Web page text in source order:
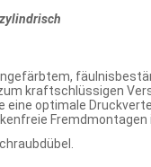
kraftschlüssigen
optimale